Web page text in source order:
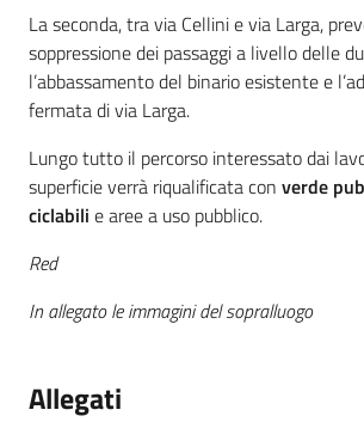
La seconda, tra via Cellini e via Larga,
soppressione dei passaggi a livello delle
l’abbassamento del binario esistente e
fermata di via Larga.
Lungo tutto il percorso interessato dai
superficie verrà riqualificata con verde
ciclabili e aree a uso pubblico.
Red
In allegato le immagini del sopralluogo
Allegati